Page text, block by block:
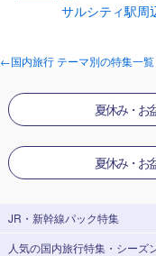
サルシティ駅周
←国内旅行 テーマ別の特集一
夏休み・お
夏休み・お
JR・新幹線パック特集
JR・新幹線＋ホテルパック
人気の国内旅行特集・シーズ